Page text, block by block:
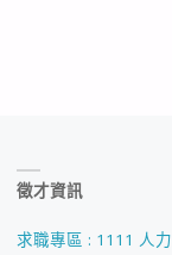
徵才資訊
求職專區 : 1111 人